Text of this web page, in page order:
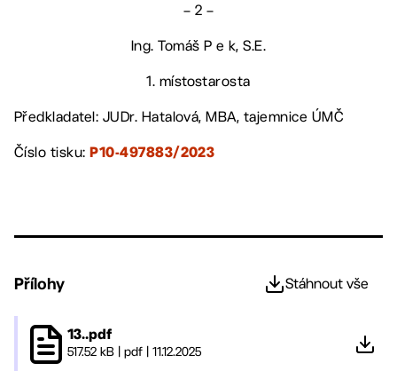
– 2 –
Ing. Tomáš P e k, S.E.
1. místostarosta
Předkladatel: JUDr. Hatalová, MBA, tajemnice ÚMČ
Číslo tisku: P10-497883/2023
Přílohy Stáhnout vše
13..pdf
517.52 kB pdf 11.12.2025